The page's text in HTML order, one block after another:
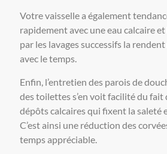
Votre vaisselle a également
rapidement avec une eau calcaire
par les lavages successifs la
avec le temps.
Enfin, l’entretien des parois de
des toilettes s’en voit facilité du fait
dépôts calcaires qui fixent la saleté
C’est ainsi une réduction des
temps appréciable.